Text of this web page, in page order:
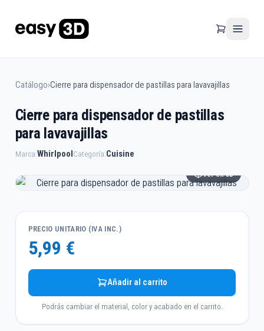
Catálogo›Cierre para dispensador de pastillas para lavavajillas
Cierre para dispensador de pastillas
para lavavajillas
Marca:WhirlpoolCategoría:Cuisine
Ver en 3D
PRECIO UNITARIO (IVA INC.)
5,99 €
Añadir al carrito
Podrás cambiar el material, color y acabado en el carrito.